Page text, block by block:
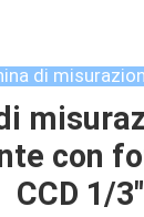
Technology Co.,Ltd.
di
con
CCD 1/3"